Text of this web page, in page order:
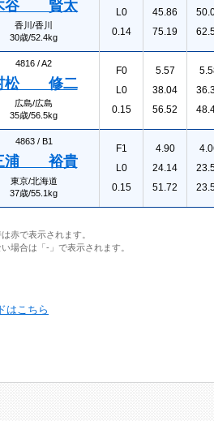
谷 賢太
香川/香川
30歳/52.4kg
L0
0.14
45.86
75.19
4816 /A2
松 修二
広島/広島
35歳/56.5kg
F0
L0
0.15
5.57
38.04
56.52
4863 / B1
浦 裕貴
東京/北海道
37歳/55.1kg
F1
L0
0.15
4.90
24.14
51.72
赤で表示されます。
場合は「-」で表示されます。
はこちら